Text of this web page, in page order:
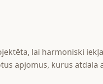
lai harmoniski
apjomus, kurus atdala